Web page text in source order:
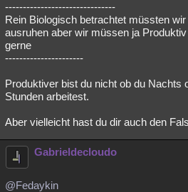
-------------------------------
Rein Biologisch betrachtet müssten
ausruhen aber wir müssen ja
gerne
----------------------
Produktiver bist du nicht ob du Nachts
Stunden arbeitest.
Aber vielleicht hast du dir auch den
Gabrieldecloudo
@Fedaykin